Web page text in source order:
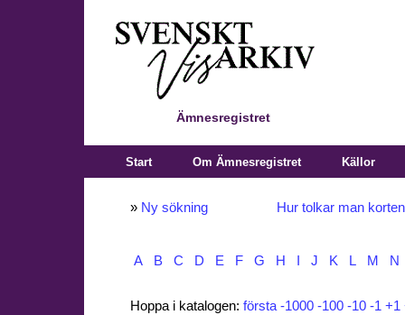
Ämnesregistret
Start Om Ämnesregistret Källor
» Ny sökning Hur tolkar man
A B C D E F G H J K L M N
Hoppa i katalogen: första -1000 -100 -10 -1 +1